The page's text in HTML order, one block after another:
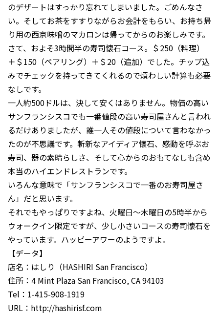
のデザートはすっかり忘れてしまいました。ごめんなさ
い。そしてお茶をすすりながらお会計をもらい、お持ち帰
り用の西京味噌のマカロンは帰ってからのお楽しみです。
さて、およそ3時間半の寿司懐石コース。＄250（料理）
＋＄150（ペアリング）＋＄20（追加）でした。チップ込
みでチェックを持ってきてくれるので煩わしい計算も必要
なしです。
一人約500ドルは、決して安くはありません。物価の高い
サンフランシスコでも一番値段の高い寿司屋さんと言われ
るだけありましたが、誰一人その値段について言わなかっ
たのが不思議です。斬新なアイディア懐石、感動を呼ぶお
寿司、器の素晴らしさ、そして心からのおもてなしも含め
本当のハイエンドレストランです。
いろんな意味で「サンフランシスコで一番のお寿司屋さ
ん」だと思います。
それでもやっぱりですよね、火曜日～木曜日の5時半から
ウォークイン限定ですが、少し小さいコースの寿司懐石を
やっています。ハッピーアワーのようですよ。
【データ】
店名：はしり（HASHIRI San Francisco）
住所：4 Mint Plaza San Francisco, CA 94103
Tel：1-415-908-1919
URL：http://hashirisf.com